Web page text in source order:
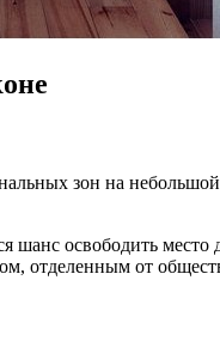
зон на
шанс освободить
отделенным от